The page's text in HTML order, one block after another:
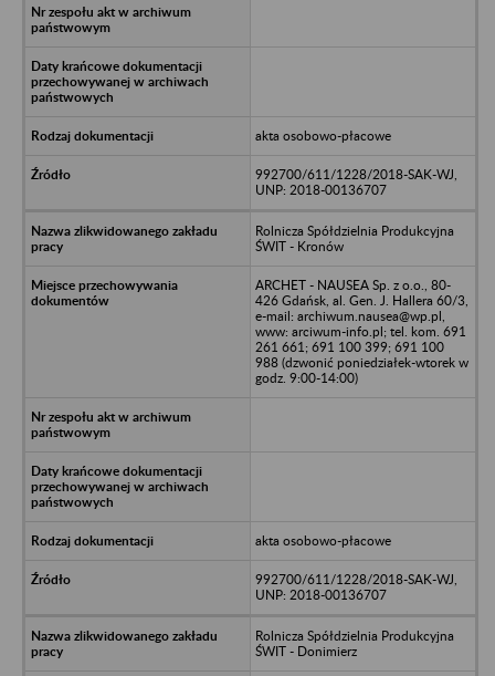
akta osobowo-płacowe
992700/611/1228/2018-SAK-WJ,
UNP: 2018-00136707
Rolnicza Spółdzielnia Produkcyjna
ŚWIT - Kronów
ARCHET - NAUSEA Sp. z o.o., 80-
426 Gdańsk, al. Gen. J. Hallera 60/3,
e-mail: archiwum.nausea@wp.pl,
www: arciwum-info.pl; tel. kom. 691
261 661; 691 100 399; 691 100
988 (dzwonić poniedziałek-wtorek w
godz. 9:00-14:00)
akta osobowo-płacowe
992700/611/1228/2018-SAK-WJ,
UNP: 2018-00136707
Rolnicza Spółdzielnia Produkcyjna
ŚWIT - Donimierz